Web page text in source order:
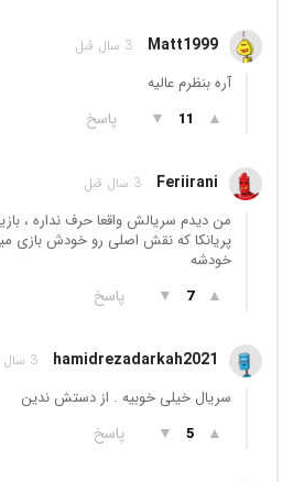
Matt1999 3 سال قبل
آره بنظرم عالیه
▲
11
▼ پاسخ
Feriirani 3 سال قبل
من دیدم سریالش واقعا حرف نداره ،
پریانکا که نقش اصلی رو خودش بازی
خودشه
▲
7
▼ پاسخ
hamidrezadarkah2021 3 سال قبل
سریال خیلی خوبیه . از دستش ندین
▲
5
▼ پاسخ